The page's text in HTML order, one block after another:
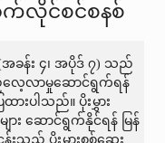
က်လိုင်စင်စနစ်
ခန်း ၄၊ အပိုဒ် ၇) သည်
လေ့လာမှုဆောင်ရွက်ရန်
ားပါသည်။ ပိုးမွှား
ား ဆောင်ရွက်နိုင်ရန် မြန်
းသည် ပိုးမွှားစစ်ဆေး